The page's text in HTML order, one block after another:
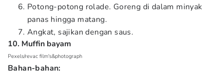
Potong-potong rolade. Goreng di dalam minyak
panas hingga matang.
Angkat, sajikan dengan saus.
10. Muffin bayam
Pexels/revac film's&photograph
Bahan-bahan: